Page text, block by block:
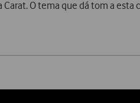
O tema que dá tom a